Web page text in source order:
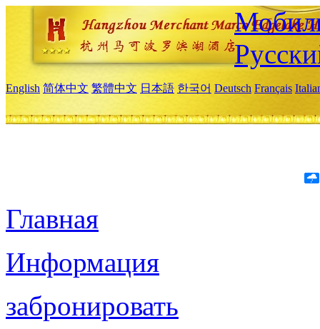
English 简体中文 繁體中文 日本語 한국어 Deutsch Français
Главная
Информация
забронировать